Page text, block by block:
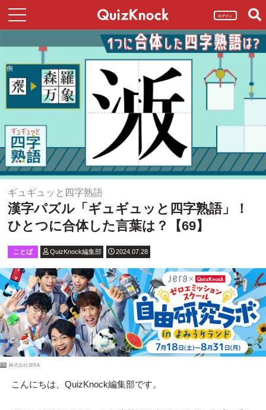
ログイン
ギュギュッと四字熟語
漢字パズル「ギュギュッと四字熟語」！
ひとつに合体した言葉は？【69】
ことば QuizKnock編集部 2024.07.28
PR 株式会社JERA
こんにちは、QuizKnock編集部です。